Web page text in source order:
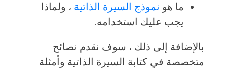
ما هو نموذج السيرة الذاتية ، ولماذا
يجب عليك استخدامه.
بالإضافة إلى ذلك ، سوف نقدم نصائح
متخصصة في كتابة السيرة الذاتية وأمثلة